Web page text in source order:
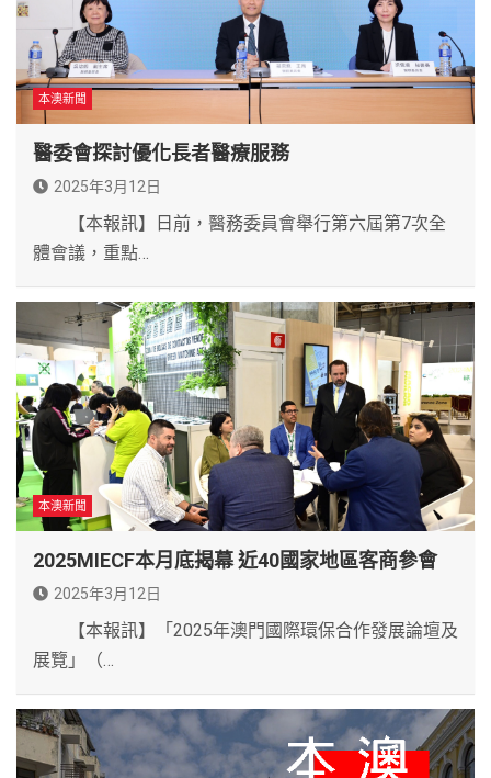
本澳新聞
醫委會探討優化長者醫療服務
2025年3月12日
【本報訊】日前，醫務委員會舉行第六屆第7次全
體會議，重點…
本澳新聞
2025MIECF本月底揭幕 近40國家地區客商參會
2025年3月12日
【本報訊】「2025年澳門國際環保合作發展論壇及
展覽」（…